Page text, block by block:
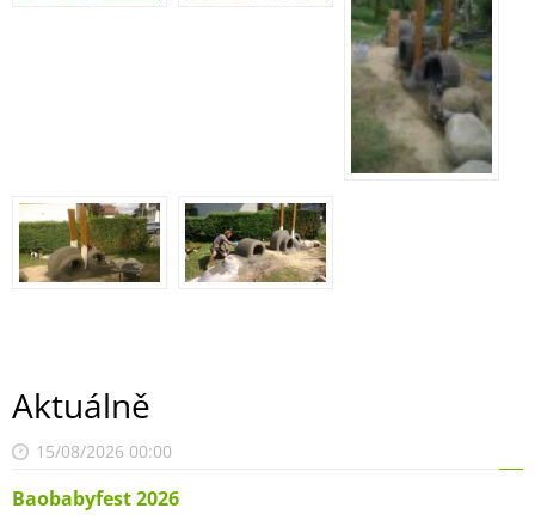
Aktuálně
15/08/2026 00:00
Baobabyfest 2026